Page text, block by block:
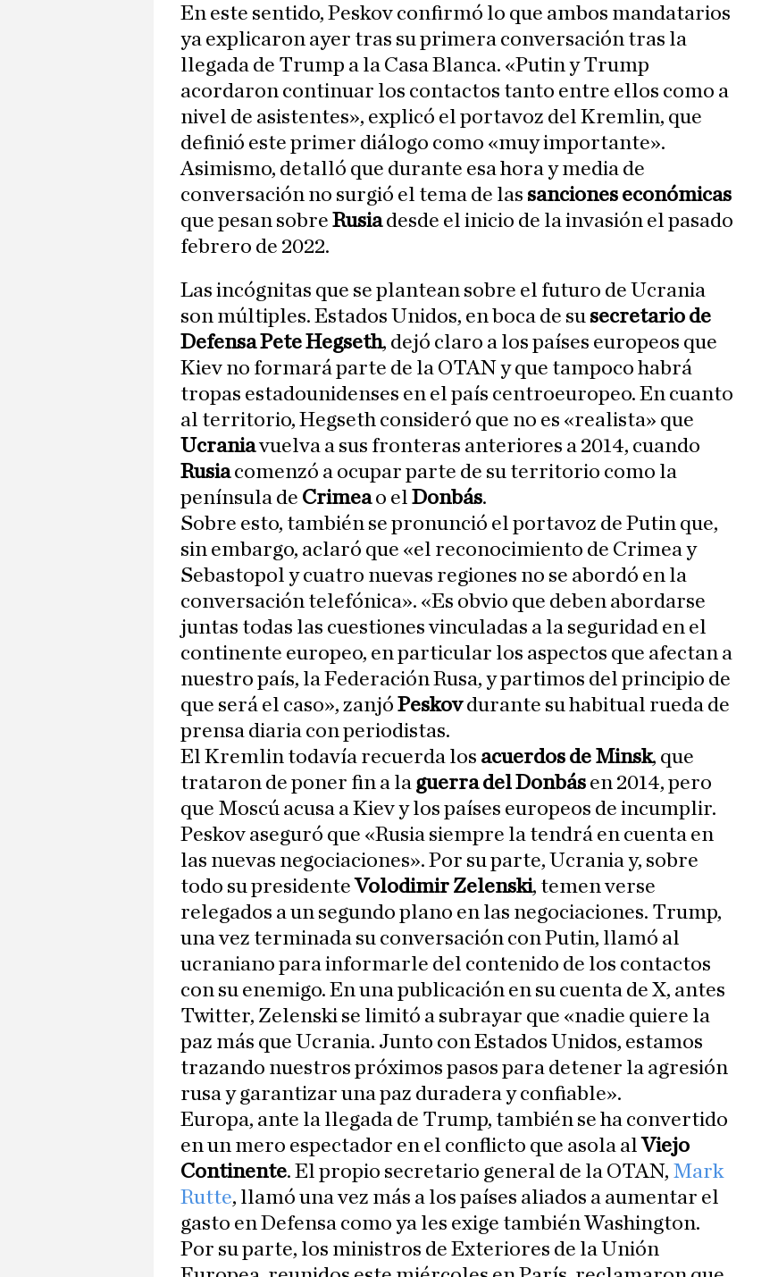
En este sentido, Peskov confirmó lo que ambos mandatarios
ya explicaron ayer tras su primera conversación tras la
llegada de Trump a la Casa Blanca. «Putin y Trump
acordaron continuar los contactos tanto entre ellos como a
nivel de asistentes», explicó el portavoz del Kremlin, que
definió este primer diálogo como «muy importante».
Asimismo, detalló que durante esa hora y media de
conversación no surgió el tema de las sanciones económicas
que pesan sobre Rusiadesde el inicio de la invasión el pasado
febrero de 2022.
Las incógnitas que se plantean sobre el futuro de Ucrania
son múltiples. Estados Unidos, en boca de su secretario de
Defensa Pete Hegseth, dejó claro a los países europeos que
Kiev no formará parte de la OTAN y que tampoco habrá
tropas estadounidenses en el país centroeuropeo. En cuanto
al territorio, Hegseth consideró que no es «realista» que
Ucraniavuelva a sus fronteras anteriores a 2014, cuando
Rusiacomenzó a ocupar parte de su territorio como la
península de Crimeao el Donbás.
Sobre esto, también se pronunció el portavoz de Putin que,
sin embargo, aclaró que «el reconocimiento de Crimea y
Sebastopol y cuatro nuevas regiones no se abordó en la
conversación telefónica». «Es obvio que deben abordarse
juntas todas las cuestiones vinculadas a la seguridad en el
continente europeo, en particular los aspectos que afectan a
nuestro país, la Federación Rusa, y partimos del principio de
que será el caso», zanjó Peskovdurante su habitual rueda de
prensa diaria con periodistas.
El Kremlin todavía recuerda los acuerdos de Minsk, que
trataron de poner fin a la guerra del Donbás en 2014, pero
que Moscú acusa a Kiev y los países europeos de incumplir.
Peskov aseguró que «Rusia siempre la tendrá en cuenta en
las nuevas negociaciones». Por su parte, Ucrania y, sobre
todo su presidenteVolodimir Zelenski, temen verse
relegados a un segundo plano en las negociaciones. Trump,
una vez terminada su conversación con Putin, llamó al
ucraniano para informarle del contenido de los contactos
con su enemigo. En una publicación en su cuenta de X, antes
Twitter, Zelenski se limitó a subrayar que «nadie quiere la
paz más que Ucrania. Junto con Estados Unidos, estamos
trazando nuestros próximos pasos para detener la agresión
rusa y garantizar una paz duradera y confiable».
Europa, ante la llegada de Trump, también se ha convertido
en un mero espectador en el conflicto que asola alViejo
Continente. El propio secretario general de la OTAN, Mark
Rutte, llamó una vez más a los países aliados a aumentar el
gasto en Defensa como ya les exige también Washington.
Por su parte, los ministros de Exteriores de la Unión